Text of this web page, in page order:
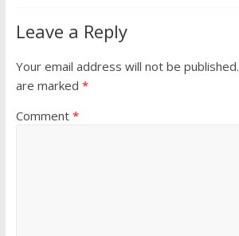
Leave a Reply
Your email address will not be published.
are marked *
Comment *